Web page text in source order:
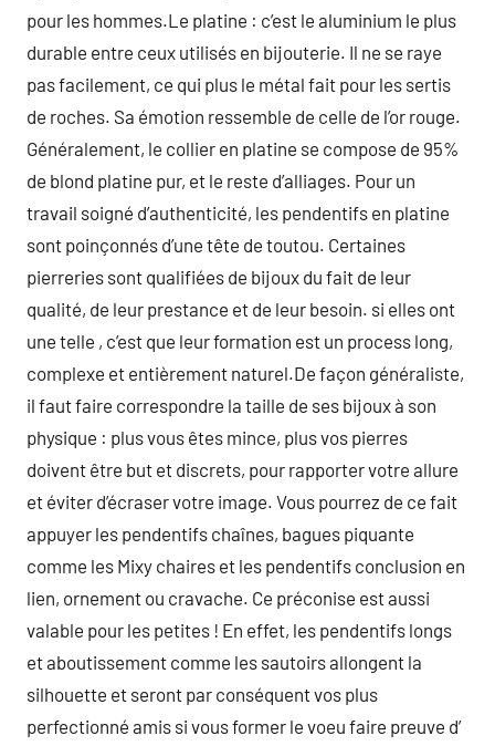
pour les hommes.Le platine : c’est le aluminium le plus
durable entre ceux utilisés en bijouterie. Il ne se raye
pas facilement, ce qui plus le métal fait pour les sertis
de roches. Sa émotion ressemble de celle de l’or rouge.
Généralement, le collier en platine se compose de 95%
de blond platine pur, et le reste d’alliages. Pour un
travail soigné d’authenticité, les pendentifs en platine
sont poinçonnés d’une tête de toutou. Certaines
pierreries sont qualifiées de bijoux du fait de leur
qualité, de leur prestance et de leur besoin. si elles ont
une telle , c’est que leur formation est un process long,
complexe et entièrement naturel.De façon généraliste,
il faut faire correspondre la taille de ses bijoux à son
physique : plus vous êtes mince, plus vos pierres
doivent être but et discrets, pour rapporter votre allure
et éviter d’écraser votre image. Vous pourrez de ce fait
appuyer les pendentifs chaînes, bagues piquante
comme les Mixy chaires et les pendentifs conclusion en
lien, ornement ou cravache. Ce préconise est aussi
valable pour les petites ! En effet, les pendentifs longs
et aboutissement comme les sautoirs allongent la
silhouette et seront par conséquent vos plus
perfectionné amis si vous former le voeu faire preuve d’